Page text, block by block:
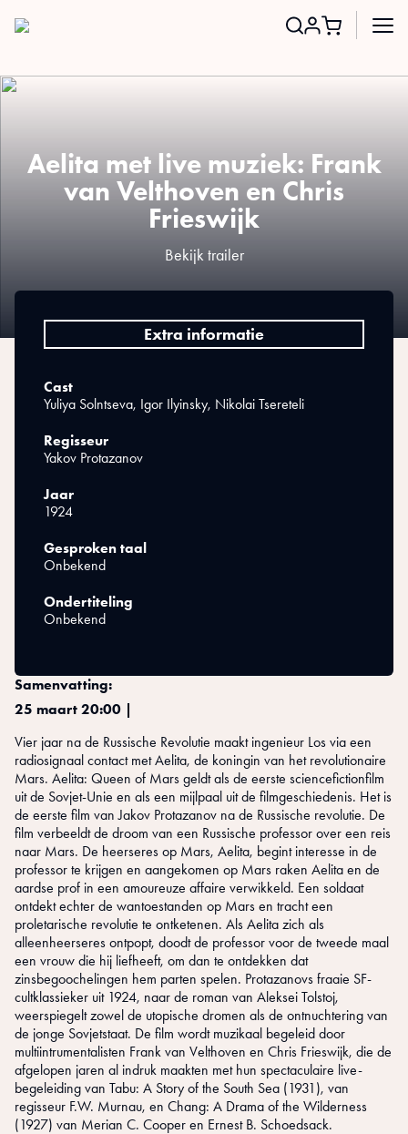
Aelita met live muziek: Frank
van Velthoven en Chris
Frieswijk
Bekijk trailer
Samenvatting:
25 maart 20:00 |
Vier jaar na de Russische Revolutie maakt ingenieur Los via een
radiosignaal contact met Aelita, de koningin van het revolutionaire
Mars. Aelita: Queen of Mars geldt als de eerste sciencefictionfilm
uit de Sovjet-Unie en als een mijlpaal uit de filmgeschiedenis. Het is
de eerste film van Jakov Protazanov na de Russische revolutie. De
film verbeeldt de droom van een Russische professor over een reis
naar Mars. De heerseres op Mars, Aelita, begint interesse in de
professor te krijgen en aangekomen op Mars raken Aelita en de
aardse prof in een amoureuze affaire verwikkeld. Een soldaat
ontdekt echter de wantoestanden op Mars en tracht een
proletarische revolutie te ontketenen. Als Aelita zich als
alleenheerseres ontpopt, doodt de professor voor de tweede maal
een vrouw die hij liefheeft, om dan te ontdekken dat
zinsbegoochelingen hem parten spelen. Protazanovs fraaie SF-
cultklassieker uit 1924, naar de roman van Aleksei Tolstoj,
weerspiegelt zowel de utopische dromen als de ontnuchtering van
de jonge Sovjetstaat. De film wordt muzikaal begeleid door
multiintrumentalisten Frank van Velthoven en Chris Frieswijk, die de
afgelopen jaren al indruk maakten met hun spectaculaire live-
begeleiding van Tabu: A Story of the South Sea (1931), van
regisseur F.W. Murnau, en Chang: A Drama of the Wilderness
(1927) van Merian C. Cooper en Ernest B. Schoedsack.
Extra informatie
Cast
Yuliya Solntseva, Igor Ilyinsky, Nikolai Tsereteli
Regisseur
Yakov Protazanov
Jaar
1924
Gesproken taal
Onbekend
Ondertiteling
Onbekend